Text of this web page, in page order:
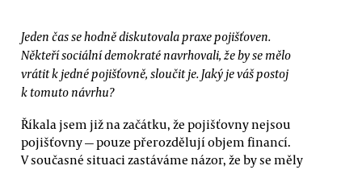
Jeden čas se hodně diskutovala praxe pojišťoven.
Někteří sociální demokraté navrhovali, že by se mělo
vrátit k jedné pojišťovně, sloučit je. Jaký je váš postoj
k tomuto návrhu?
Říkala jsem již na začátku, že pojišťovny nejsou
pojišťovny — pouze přerozdělují objem financí.
V současné situaci zastáváme názor, že by se měly